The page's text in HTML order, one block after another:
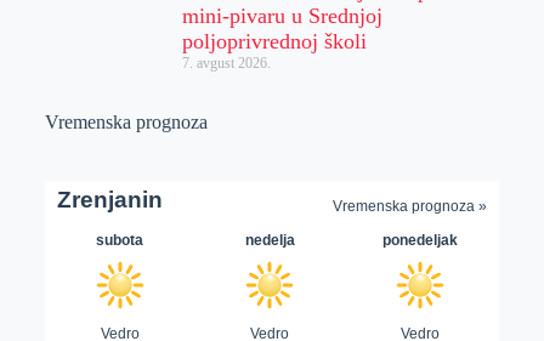
mini-pivaru u Srednjoj
poljoprivrednoj školi
7. avgust 2026.
Vremenska prognoza